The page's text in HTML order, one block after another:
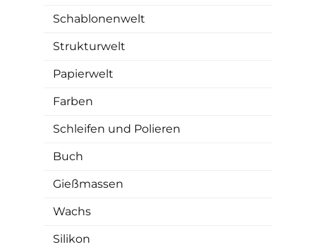
Schablonenwelt
Strukturwelt
Papierwelt
Farben
Schleifen und Polieren
Buch
Gießmassen
Wachs
Silikon